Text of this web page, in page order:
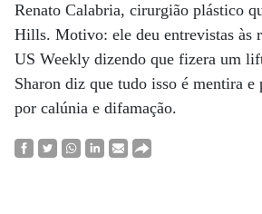
Renato Calabria, cirurgião plástico
Hills. Motivo: ele deu entrevistas às
US Weekly dizendo que fizera um
Sharon diz que tudo isso é mentira e
por calúnia e difamação.